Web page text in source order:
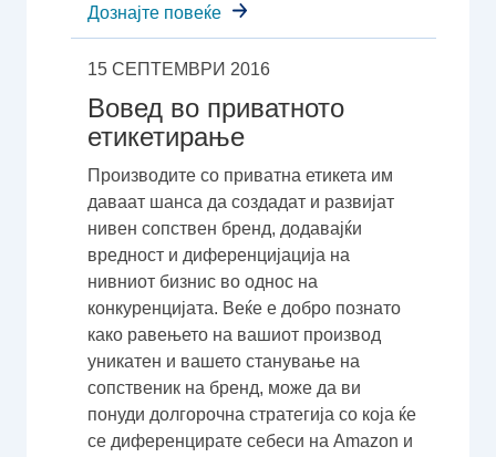
Дознајте повеќе
15 СЕПТЕМВРИ 2016
Вовед во приватното
етикетирање
Производите со приватна етикета им
даваат шанса да создадат и развијат
нивен сопствен бренд, додавајќи
вредност и диференцијација на
нивниот бизнис во однос на
конкуренцијата. Веќе е добро познато
како равењето на вашиот производ
уникатен и вашето станување на
сопственик на бренд, може да ви
понуди долгорочна стратегија со која ќе
се диференцирате себеси на Amazon и